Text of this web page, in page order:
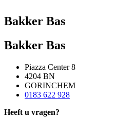
Bakker Bas
Bakker Bas
Piazza Center 8
4204 BN
GORINCHEM
0183 622 928
Heeft u vragen?